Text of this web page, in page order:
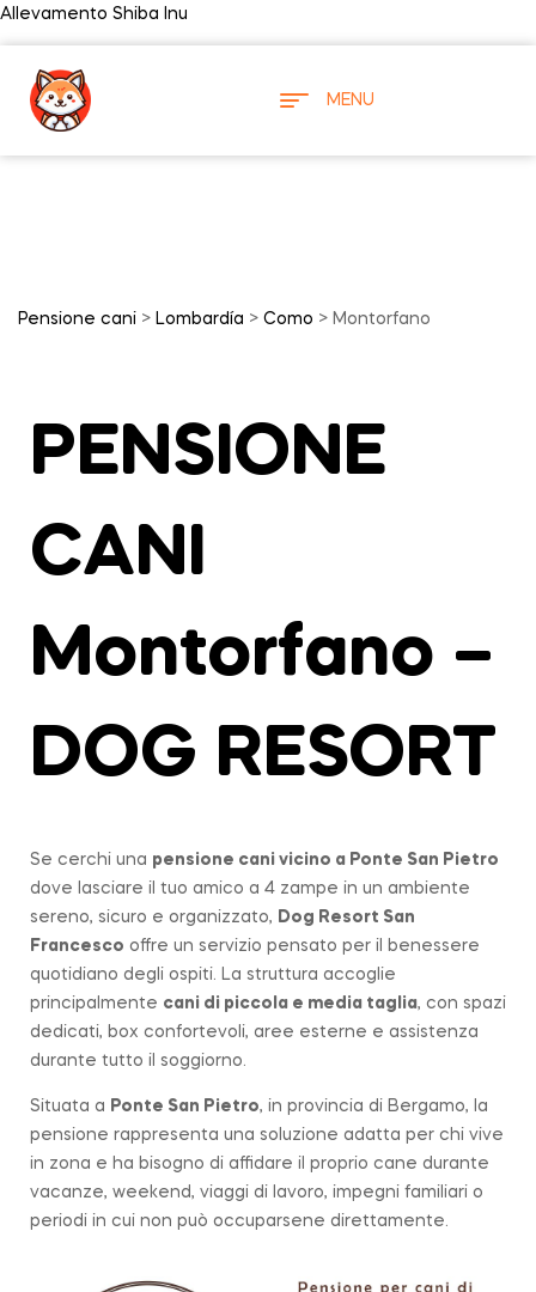
Allevamento Shiba Inu
MENU
Pensione cani > Lombardía > Como > Montorfano
PENSIONE
CANI
Montorfano –
DOG RESORT
Se cerchi una pensione cani vicino a Ponte San Pietro
dove lasciare il tuo amico a 4 zampe in un ambiente
sereno, sicuro e organizzato, Dog Resort San
Francesco offre un servizio pensato per il benessere
quotidiano degli ospiti. La struttura accoglie
principalmente cani di piccola e media taglia, con spazi
dedicati, box confortevoli, aree esterne e assistenza
durante tutto il soggiorno.
Situata a Ponte San Pietro, in provincia di Bergamo, la
pensione rappresenta una soluzione adatta per chi vive
in zona e ha bisogno di affidare il proprio cane durante
vacanze, weekend, viaggi di lavoro, impegni familiari o
periodi in cui non può occuparsene direttamente.